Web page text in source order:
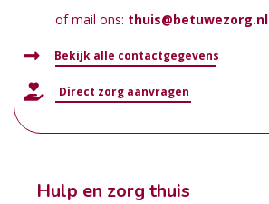
of mail ons: thuis@betuwezorg.nl
Bekijk alle contactgegevens
Direct zorg aanvragen
Hulp en zorg thuis